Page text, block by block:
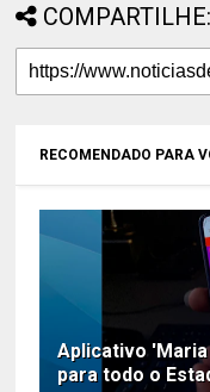
COMPARTILHE:
RECOMENDADO PARA
Aplicativo
para todo o